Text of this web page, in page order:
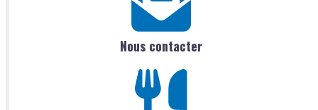
Nous contacter